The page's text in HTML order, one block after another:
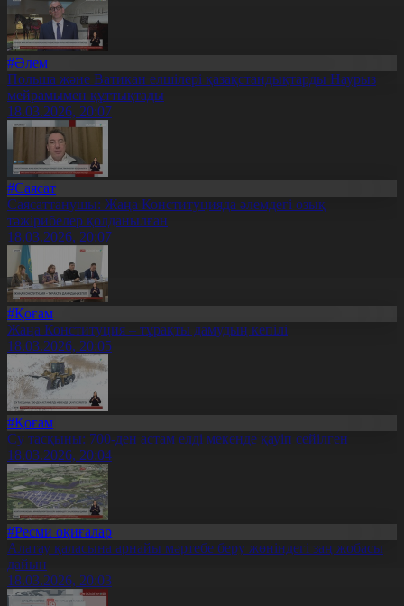
#Әлем
Польша және Ватикан елшілері қазақстандықтарды Наурыз
мейрамымен құттықтады
18.03.2026, 20:07
#Саясат
Саясаттанушы: Жаңа Конституцияда әлемдегі озық
тәжірибелер қолданылған
18.03.2026, 20:07
#Қоғам
Жаңа Конституция – тұрақты дамудың кепілі
18.03.2026, 20:05
#Қоғам
Су тасқыны: 700-ден астам елді мекенде қауіп сейілген
18.03.2026, 20:04
#Ресми оқиғалар
Алатау қаласына арнайы мәртебе беру жөніндегі заң жобасы
дайын
18.03.2026, 20:03